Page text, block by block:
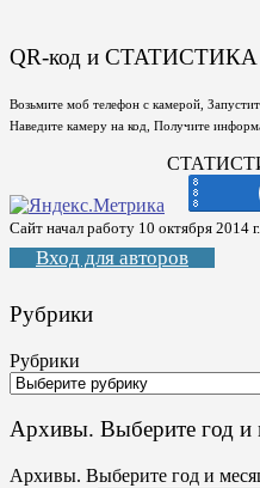
QR-код и СТАТИСТИКА
Возьмите моб телефон с камерой,
Наведите камеру на код, Получите
Сайт начал работу 10 октября 2014 г.
Вход для авторов
Рубрики
Рубрики
Архивы. Выберите год и
Архивы. Выберите год и